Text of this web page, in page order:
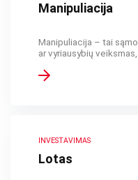
Manipuliacija
Manipuliacija – tai
ar vyriausybių veiksmas,
INVESTAVIMAS
Lotas